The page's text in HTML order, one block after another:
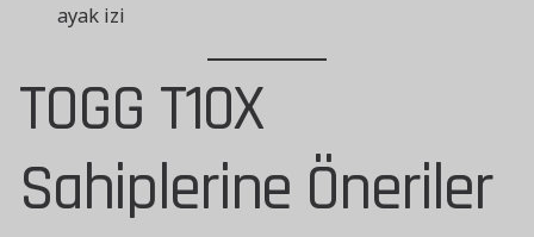
ayak izi
TOGG T10X
Sahiplerine Öneriler